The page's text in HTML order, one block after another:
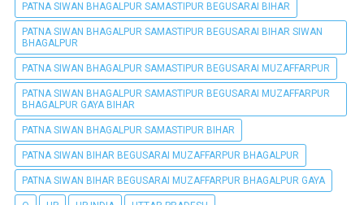
PATNA SIWAN BHAGALPUR SAMASTIPUR BEGUSARAI BIHAR
PATNA SIWAN BHAGALPUR SAMASTIPUR BEGUSARAI BIHAR SIWAN
BHAGALPUR
PATNA SIWAN BHAGALPUR SAMASTIPUR BEGUSARAI MUZAFFARPUR
PATNA SIWAN BHAGALPUR SAMASTIPUR BEGUSARAI MUZAFFARPUR
BHAGALPUR GAYA BIHAR
PATNA SIWAN BHAGALPUR SAMASTIPUR BIHAR
PATNA SIWAN BIHAR BEGUSARAI MUZAFFARPUR BHAGALPUR
PATNA SIWAN BIHAR BEGUSARAI MUZAFFARPUR BHAGALPUR GAYA